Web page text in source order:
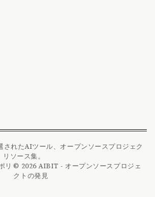
されたAIツール、オープンソースプロジェク
ソース集。
リ © 2026 AIBIT - オープンソースプロジェ
クトの発見